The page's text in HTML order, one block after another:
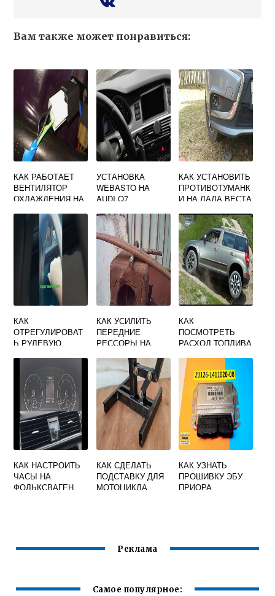
Вам также может понравиться:
КАК РАБОТАЕТ
ВЕНТИЛЯТОР
ОХЛАЖДЕНИЯ НА
УСТАНОВКА
WEBASTO НА
AUDI Q7
КАК УСТАНОВИТЬ
ПРОТИВОТУМАНК
И НА ЛАДА ВЕСТА
БАМПЕРА
КАК
ОТРЕГУЛИРОВАТ
Ь РУЛЕВУЮ
КАК УСИЛИТЬ
ПЕРЕДНИЕ
РЕССОРЫ НА
КАК
ПОСМОТРЕТЬ
РАСХОД ТОПЛИВА
КАК НАСТРОИТЬ
ЧАСЫ НА
ФОЛЬКСВАГЕН
КАК СДЕЛАТЬ
ПОДСТАВКУ ДЛЯ
МОТОЦИКЛА
КАК УЗНАТЬ
ПРОШИВКУ ЭБУ
ПРИОРА
Реклама
Самое популярное: